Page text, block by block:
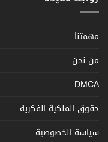
مهمتنا
من نحن
DMCA
حقوق الملكية الفكرية
سياسة الخصوصية